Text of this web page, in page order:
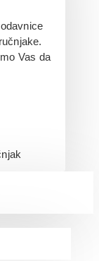
Vas da